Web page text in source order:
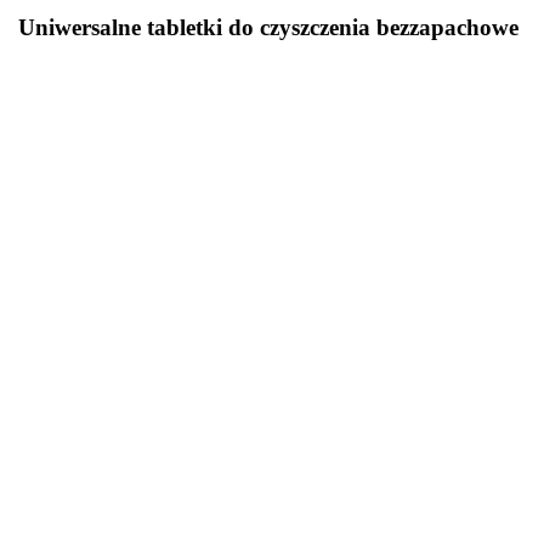
Uniwersalne tabletki do czyszczenia bezzapachowe